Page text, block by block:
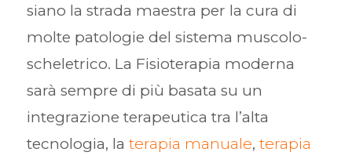
siano la strada maestra per la cura di
molte patologie del sistema muscolo-
scheletrico. La Fisioterapia moderna
sarà sempre di più basata su un
integrazione terapeutica tra l’alta
tecnologia, la terapia manuale, terapia